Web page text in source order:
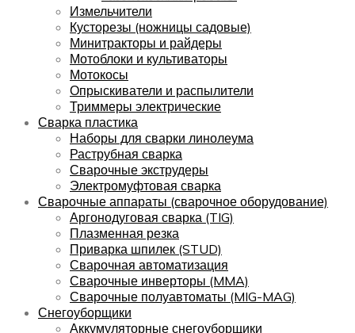
Измельчители
Кусторезы (ножницы садовые)
Минитракторы и райдеры
Мотоблоки и культиваторы
Мотокосы
Опрыскиватели и распылители
Триммеры электрические
Сварка пластика
Наборы для сварки линолеума
Раструбная сварка
Сварочные экструдеры
Электромуфтовая сварка
Сварочные аппараты (сварочное оборудование)
Аргонодуговая сварка (TIG)
Плазменная резка
Приварка шпилек (STUD)
Сварочная автоматизация
Сварочные инверторы (MMA)
Сварочные полуавтоматы (MIG-MAG)
Снегоуборщики
Аккумуляторные снегоуборщики